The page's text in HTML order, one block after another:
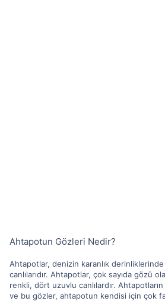
Ahtapotun Gözleri Nedir?
Ahtapotlar, denizin karanlık
canlılarıdır. Ahtapotlar, çok sayıda gözü
renkli, dört uzuvlu canlılardır.
ve bu gözler, ahtapotun kendisi için çok